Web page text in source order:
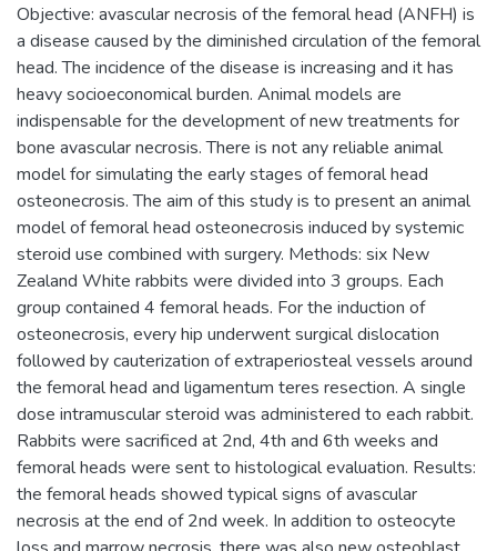
Objective: avascular necrosis of the femoral head (ANFH) is
a disease caused by the diminished circulation of the femoral
head. The incidence of the disease is increasing and it has
heavy socioeconomical burden. Animal models are
indispensable for the development of new treatments for
bone avascular necrosis. There is not any reliable animal
model for simulating the early stages of femoral head
osteonecrosis. The aim of this study is to present an animal
model of femoral head osteonecrosis induced by systemic
steroid use combined with surgery. Methods: six New
Zealand White rabbits were divided into 3 groups. Each
group contained 4 femoral heads. For the induction of
osteonecrosis, every hip underwent surgical dislocation
followed by cauterization of extraperiosteal vessels around
the femoral head and ligamentum teres resection. A single
dose intramuscular steroid was administered to each rabbit.
Rabbits were sacrificed at 2nd, 4th and 6th weeks and
femoral heads were sent to histological evaluation. Results:
the femoral heads showed typical signs of avascular
necrosis at the end of 2nd week. In addition to osteocyte